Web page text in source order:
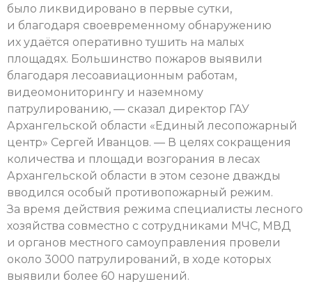
было ликвидировано в первые сутки,
и благодаря своевременному обнаружению
их удаётся оперативно тушить на малых
площадях. Большинство пожаров выявили
благодаря лесоавиационным работам,
видеомониторингу и наземному
патрулированию, — сказал директор ГАУ
Архангельской области «Единый лесопожарный
центр» Сергей Иванцов. — В целях сокращения
количества и площади возгорания в лесах
Архангельской области в этом сезоне дважды
вводился особый противопожарный режим.
За время действия режима специалисты лесного
хозяйства совместно с сотрудниками МЧС, МВД
и органов местного самоуправления провели
около 3000 патрулирований, в ходе которых
выявили более 60 нарушений.